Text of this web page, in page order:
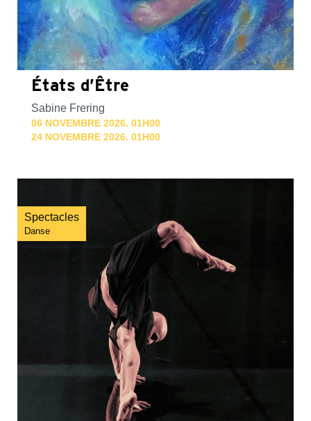
États d’Être
Sabine Frering
06 NOVEMBRE 2026. 01H00
24 NOVEMBRE 2026. 01H00
Spectacles
Danse